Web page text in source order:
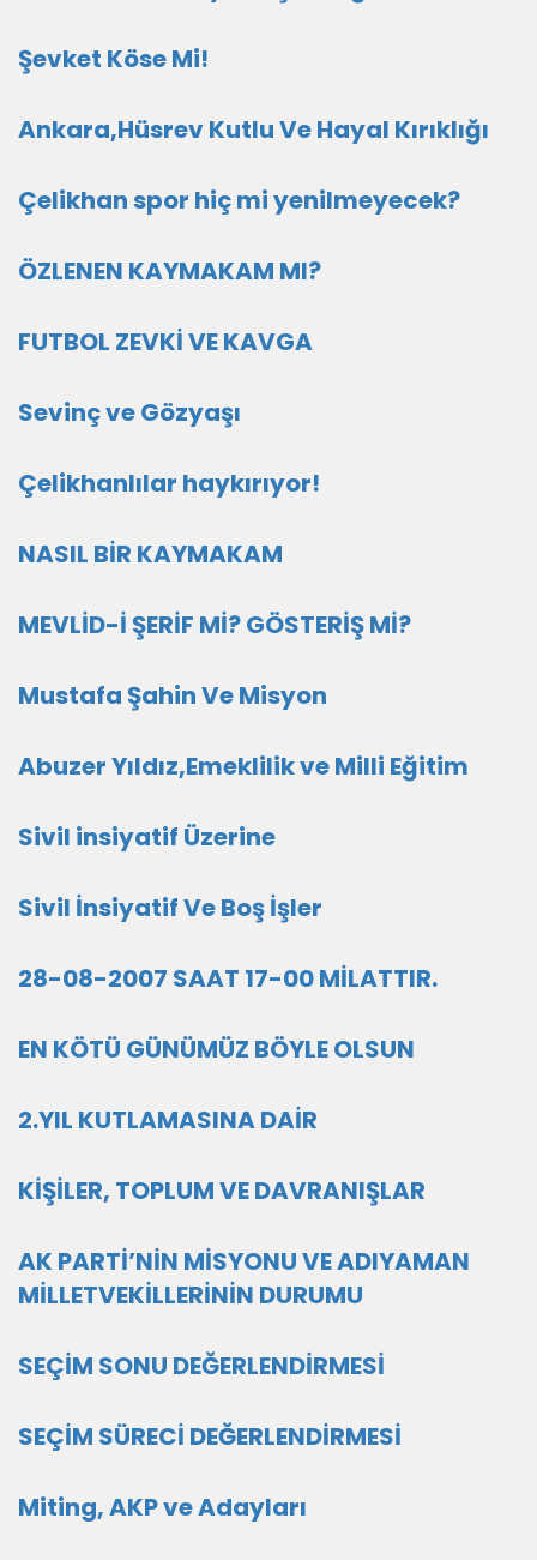
Şevket Köse Mi!
Ankara,Hüsrev Kutlu Ve Hayal Kırıklığı
Çelikhan spor hiç mi yenilmeyecek?
ÖZLENEN KAYMAKAM MI?
FUTBOL ZEVKİ VE KAVGA
Sevinç ve Gözyaşı
Çelikhanlılar haykırıyor!
NASIL BİR KAYMAKAM
MEVLİD-İ ŞERİF Mİ? GÖSTERİŞ Mİ?
Mustafa Şahin Ve Misyon
Abuzer Yıldız,Emeklilik ve Milli Eğitim
Sivil insiyatif Üzerine
Sivil İnsiyatif Ve Boş İşler
28-08-2007 SAAT 17-00 MİLATTIR.
EN KÖTÜ GÜNÜMÜZ BÖYLE OLSUN
2.YIL KUTLAMASINA DAİR
KİŞİLER, TOPLUM VE DAVRANIŞLAR
AK PARTİ’NİN MİSYONU VE ADIYAMAN
MİLLETVEKİLLERİNİN DURUMU
SEÇİM SONU DEĞERLENDİRMESİ
SEÇİM SÜRECİ DEĞERLENDİRMESİ
Miting, AKP ve Adayları